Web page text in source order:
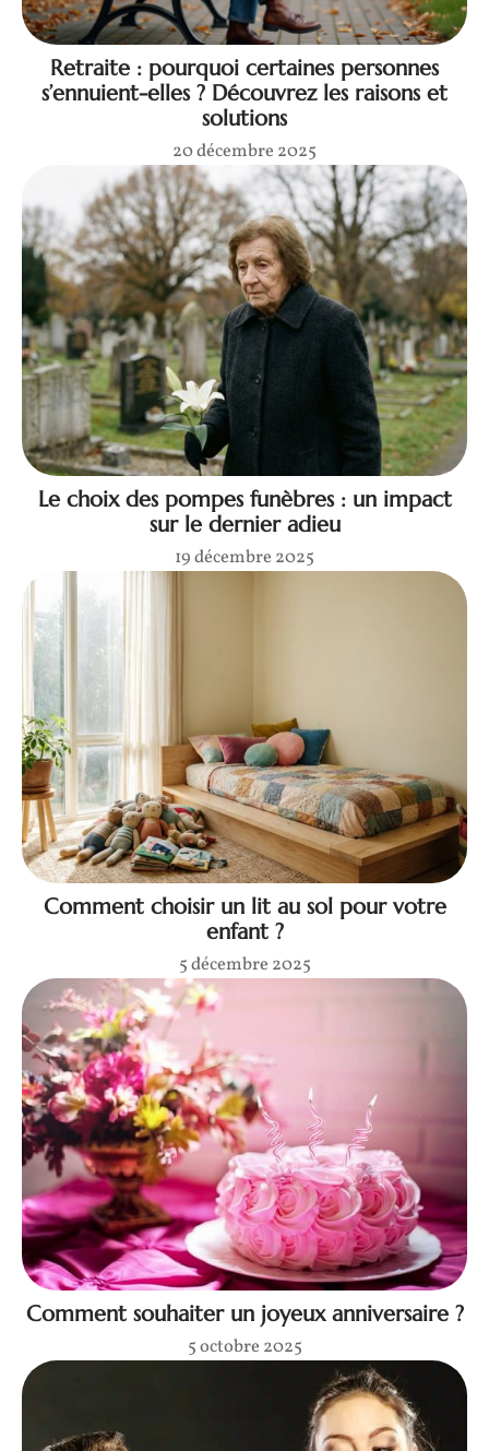
Retraite : pourquoi certaines personnes
s’ennuient-elles ? Découvrez les raisons et
solutions
20 décembre 2025
Le choix des pompes funèbres : un impact
sur le dernier adieu
19 décembre 2025
Comment choisir un lit au sol pour votre
enfant ?
5 décembre 2025
Comment souhaiter un joyeux anniversaire ?
5 octobre 2025